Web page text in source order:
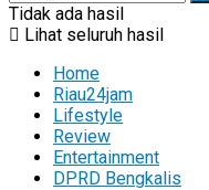
Tidak ada hasil
Lihat seluruh hasil
Home
Riau24jam
Lifestyle
Review
Entertainment
DPRD Bengkalis